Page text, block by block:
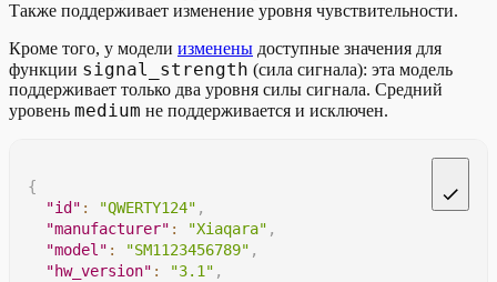
Также поддерживает изменение уровня чувствительности.
Кроме того, у модели изменены доступные значения для
функции signal_strength (сила сигнала): эта модель
поддерживает только два уровня силы сигнала. Средний
уровень medium не поддерживается и исключен.
{
"id" : "QWERTY124" ,
"manufacturer" : "Xiaqara" ,
"model" : "SM1123456789" ,
"hw_version" : "3.1" ,